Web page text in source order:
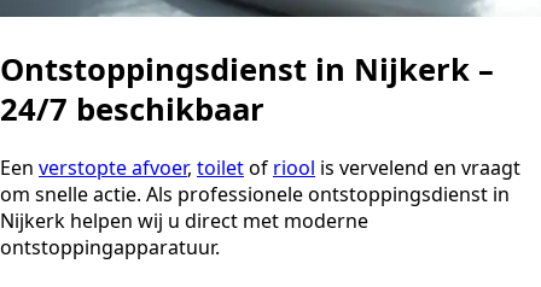
Ontstoppingsdienst in Nijkerk –
24/7 beschikbaar
Een verstopte afvoer, toiletof riool is vervelend en vraagt
om snelle actie. Als professionele ontstoppingsdienst in
Nijkerk helpen wij u direct met moderne
ontstoppingapparatuur.